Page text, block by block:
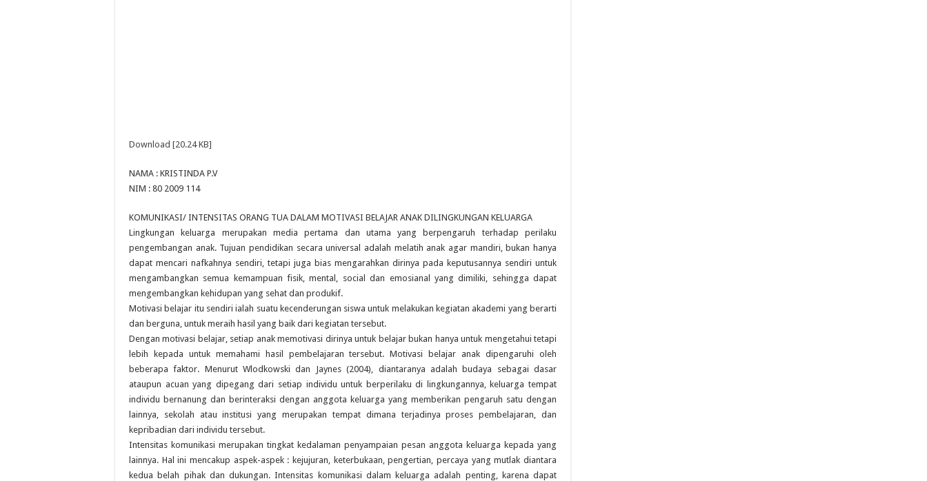
Download [20.24 KB]
NAMA : KRISTINDA P.V
NIM : 80 2009 114
KOMUNIKASI/ INTENSITAS ORANG TUA DALAM MOTIVASI BELAJAR ANAK DILINGKUNGAN KELUARGA
Lingkungan keluarga merupakan media pertama dan utama yang berpengaruh terhadap perilaku
pengembangan anak. Tujuan pendidikan secara universal adalah melatih anak agar mandiri, bukan hanya
dapat mencari nafkahnya sendiri, tetapi juga bias mengarahkan dirinya pada keputusannya sendiri untuk
mengambangkan semua kemampuan fisik, mental, social dan emosianal yang dimiliki, sehingga dapat
mengembangkan kehidupan yang sehat dan produkif.
Motivasi belajar itu sendiri ialah suatu kecenderungan siswa untuk melakukan kegiatan akademi yang berarti
dan berguna, untuk meraih hasil yang baik dari kegiatan tersebut.
Dengan motivasi belajar, setiap anak memotivasi dirinya untuk belajar bukan hanya untuk mengetahui tetapi
lebih kepada untuk memahami hasil pembelajaran tersebut. Motivasi belajar anak dipengaruhi oleh
beberapa faktor. Menurut Wlodkowski dan Jaynes (2004), diantaranya adalah budaya sebagai dasar
ataupun acuan yang dipegang dari setiap individu untuk berperilaku di lingkungannya, keluarga tempat
individu bernanung dan berinteraksi dengan anggota keluarga yang memberikan pengaruh satu dengan
lainnya, sekolah atau institusi yang merupakan tempat dimana terjadinya proses pembelajaran, dan
kepribadian dari individu tersebut.
Intensitas komunikasi merupakan tingkat kedalaman penyampaian pesan anggota keluarga kepada yang
lainnya. Hal ini mencakup aspek-aspek : kejujuran, keterbukaan, pengertian, percaya yang mutlak diantara
kedua belah pihak dan dukungan. Intensitas komunikasi dalam keluarga adalah penting, karena dapat